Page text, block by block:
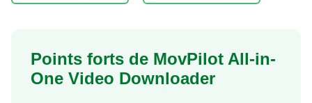
Points forts de MovPilot All-in-
One Video Downloader